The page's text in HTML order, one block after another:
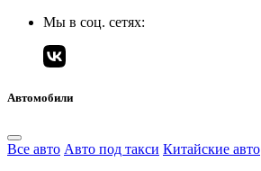
Мы в соц. сетях:
Автомобили
Все авто Авто под такси Китайские авто